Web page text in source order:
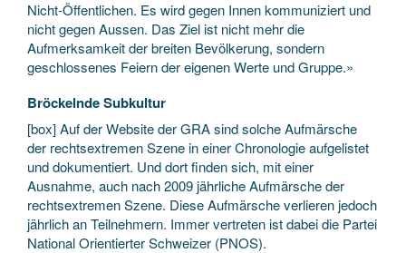
Nicht-Öffentlichen. Es wird gegen Innen kommuniziert und
nicht gegen Aussen. Das Ziel ist nicht mehr die
Aufmerksamkeit der breiten Bevölkerung, sondern
geschlossenes Feiern der eigenen Werte und Gruppe.»
Bröckelnde Subkultur
[box] Auf der Website der GRA sind solche Aufmärsche
der rechtsextremen Szene in einer Chronologie aufgelistet
und dokumentiert. Und dort finden sich, mit einer
Ausnahme, auch nach 2009 jährliche Aufmärsche der
rechtsextremen Szene. Diese Aufmärsche verlieren jedoch
jährlich an Teilnehmern. Immer vertreten ist dabei die Partei
National Orientierter Schweizer (PNOS).